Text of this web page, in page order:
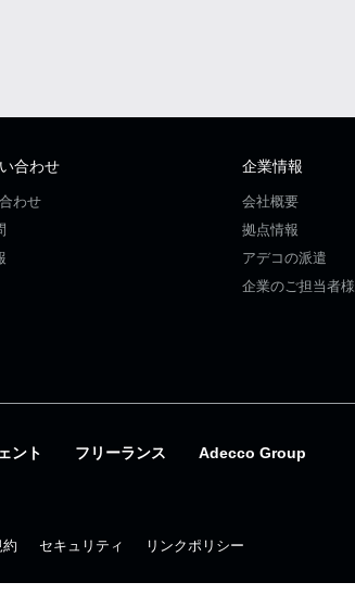
合わせ
わせ
企業情報
会社概要
拠点情報
アデコの派遣
企業のご担当者様
ント フリーランス Adecco Group
セキュリティ リンクポリシー